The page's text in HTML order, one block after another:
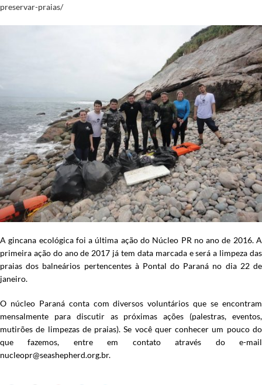
preservar-praias/
A gincana ecológica foi a última ação do Núcleo PR no ano de 2016. A
primeira ação do ano de 2017 já tem data marcada e será a limpeza das
praias dos balneários pertencentes à Pontal do Paraná no dia 22 de
janeiro.
O núcleo Paraná conta com diversos voluntários que se encontram
mensalmente para discutir as próximas ações (palestras, eventos,
mutirões de limpezas de praias). Se você quer conhecer um pouco do
que fazemos, entre em contato através do e-mail
nucleopr@seashepherd.org.br.